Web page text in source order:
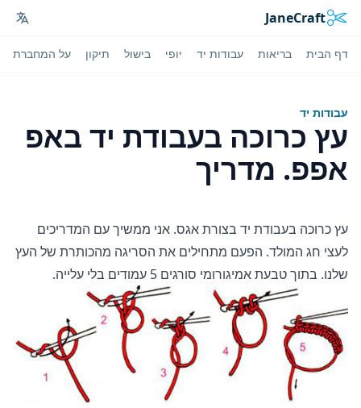
JaneCraft
דף הבית בריאות עבודות יד יופי בישול תיקון על המחברת
עבודות יד
עץ כרוכה בעבודת יד באפ
אפפ. מדריך
עץ כרוכה בעבודת יד בצורת אגס. אני ממשיך עם המדריכים
לעצי חג המולד. הפעם מתחילים את הסריגה מהכותרת של העץ
שלנו. בתוך טבעת אמיגורומי סורגים 5 עמודים בלי עלייה.